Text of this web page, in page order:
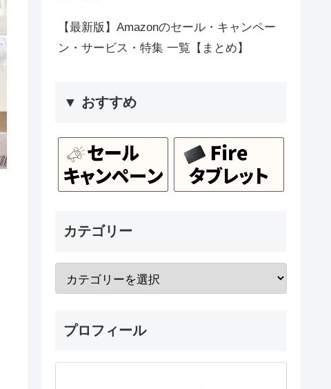
【最新版】Amazonのセール・キャンペー
ン・サービス・特集 一覧【まとめ】
▼ おすすめ
カテゴリー
プロフィール